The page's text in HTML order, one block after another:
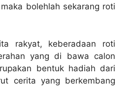
bolehlah sekarang roti
rakyat, keberadaan roti
yang di bawa calon
bentuk hadiah dari
cerita yang berkembang